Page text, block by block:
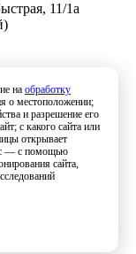
11/1а
какой бы то ни
прав
на обработку
о местоположении;
и разрешение его
с какого сайта или
открывает
— с помощью
сайта,